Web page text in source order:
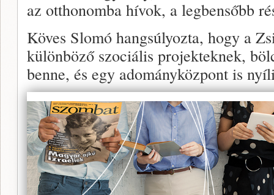
az otthonomba hívok, a legbensőbb
Köves Slomó hangsúlyozta, hogy a
különböző szociális projekteknek,
benne, és egy adományközpont is